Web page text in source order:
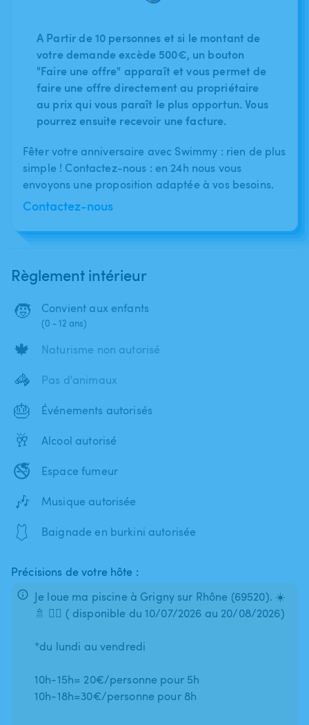
A Partir de 10 personnes et si le montant de
votre demande excède 500€, un bouton
"Faire une offre" apparaît et vous permet de
faire une offre directement au propriétaire
au prix qui vous paraît le plus opportun. Vous
pourrez ensuite recevoir une facture.
Fêter votre anniversaire avec Swimmy : rien de plus
simple ! Contactez-nous : en 24h nous vous
envoyons une proposition adaptée à vos besoins.
Contactez-nous
Règlement intérieur
🧒 Convient aux enfants
(0 - 12 ans)
🍁 Naturisme non autorisé
🦓 Pas d'animaux
🎂 Événements autorisés
🥂 Alcool autorisé
🚭 Espace fumeur
🎶 Musique autorisée
🩱 Baignade en burkini autorisée
Précisions de votre hôte :
Je loue ma piscine à Grigny sur Rhône (69520). ☀️
🚿 🏊‍♂️ ( disponible du 10/07/2026 au 20/08/2026)
*du lundi au vendredi
10h-15h= 20€/personne pour 5h
10h-18h=30€/personne pour 8h